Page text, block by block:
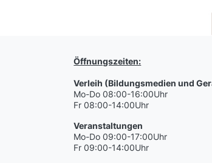
Öffnungszeiten:
Verleih (Bildungsmedien und
Mo-Do 08:00-16:00Uhr
Fr 08:00-14:00Uhr
Veranstaltungen
Mo-Do 09:00-17:00Uhr
Fr 09:00-14:00Uhr